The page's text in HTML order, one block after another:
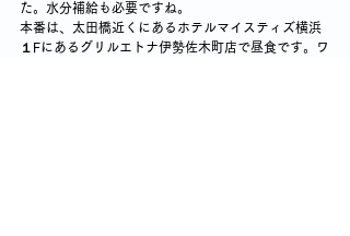
た。水分補給も必要ですね。
本番は、太田橋近くにあるホテルマイスティズ横浜
１Fにあるグリルエトナ伊勢佐木町店で昼食です。ワ